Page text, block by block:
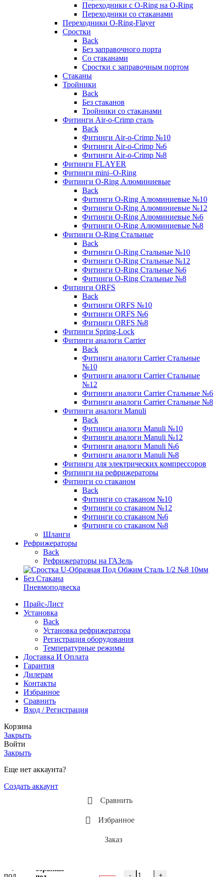
Переходники с O-Ring на O-Ring
Переходники со стаканами
Переходники O-Ring-Flayer
Сростки
Back
Без заправочного порта
Со стаканами
Сростки с заправочным портом
Стаканы
Тройники
Back
Без стаканов
Тройники со стаканами
Фитинги Air-o-Crimp сталь
Back
Фитинги Air-o-Crimp №10
Фитинги Air-o-Crimp №6
Фитинги Air-o-Crimp №8
Фитинги FLAYER
Фитинги mini–O-Ring
Фитинги O-Ring Алюминиевые
Back
Фитинги O-Ring Алюминиевые №10
Фитинги O-Ring Алюминиевые №12
Фитинги O-Ring Алюминиевые №6
Фитинги O-Ring Алюминиевые №8
Фитинги O-Ring Стальные
Back
Фитинги O-Ring Стальные №10
Фитинги O-Ring Стальные №12
Фитинги O-Ring Стальные №6
Фитинги O-Ring Стальные №8
Фитинги ORFS
Back
Фитинги ORFS №10
Фитинги ORFS №6
Фитинги ORFS №8
Фитинги Spring-Lock
Фитинги аналоги Carrier
Back
Фитинги аналоги Carrier Стальные
№10
Фитинги аналоги Carrier Стальные
№12
Фитинги аналоги Carrier Стальные №6
Фитинги аналоги Carrier Стальные №8
Фитинги аналоги Manuli
Back
Фитинги аналоги Manuli №10
Фитинги аналоги Manuli №12
Фитинги аналоги Manuli №6
Фитинги аналоги Manuli №8
Фитинги для электрических компрессоров
Фитинги на рефрижераторы
Фитинги со стаканом
Back
Фитинги со стаканом №10
Фитинги со стаканом №12
Фитинги со стаканом №6
Фитинги со стаканом №8
Шланги
Рефрижераторы
Back
Рефрижераторы на ГАЗель
Пневмоподвеска
Прайс-Лист
Установка
Back
Установка рефрижератора
Регистрация оборудования
Температурные режимы
Доставка И Оплата
Гарантия
Дилерам
Контакты
Избранное
Сравнить
Вход / Регистрация
Корзина
Закрыть
Войти
Закрыть
Еще нет аккаунта?
Создать аккаунт
Сравнить
Избранное
Заказ
образная
- +